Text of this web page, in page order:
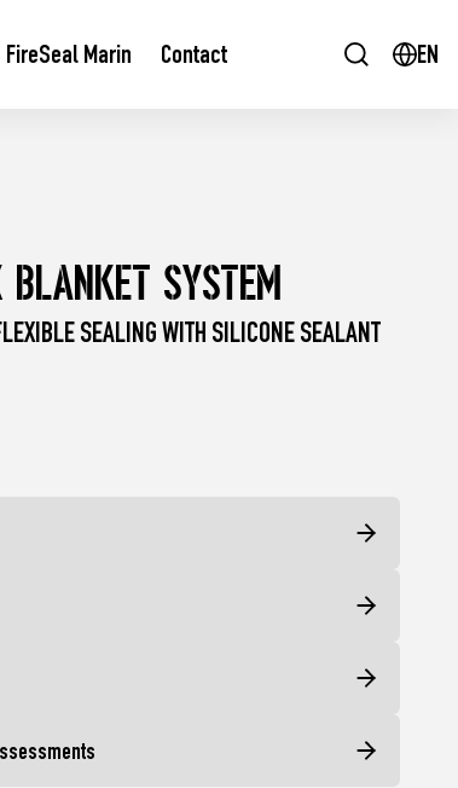
FireSeal Marin Contact EN
Open
System
SEALING WITH SILICONE SEALANT